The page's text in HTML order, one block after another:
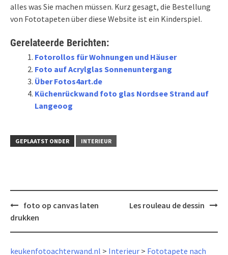
alles was Sie machen müssen. Kurz gesagt, die Bestellung
von Fototapeten über diese Website ist ein Kinderspiel.
Gerelateerde Berichten:
Fotorollos für Wohnungen und Häuser
Foto auf Acrylglas Sonnenuntergang
Über Fotos4art.de
Küchenrückwand foto glas Nordsee Strand auf
Langeoog
GEPLAATST ONDER INTERIEUR
Bericht
navigatie
foto op canvas laten
drukken
Les rouleau de dessin
keukenfotoachterwand.nl > Interieur > Fototapete nach